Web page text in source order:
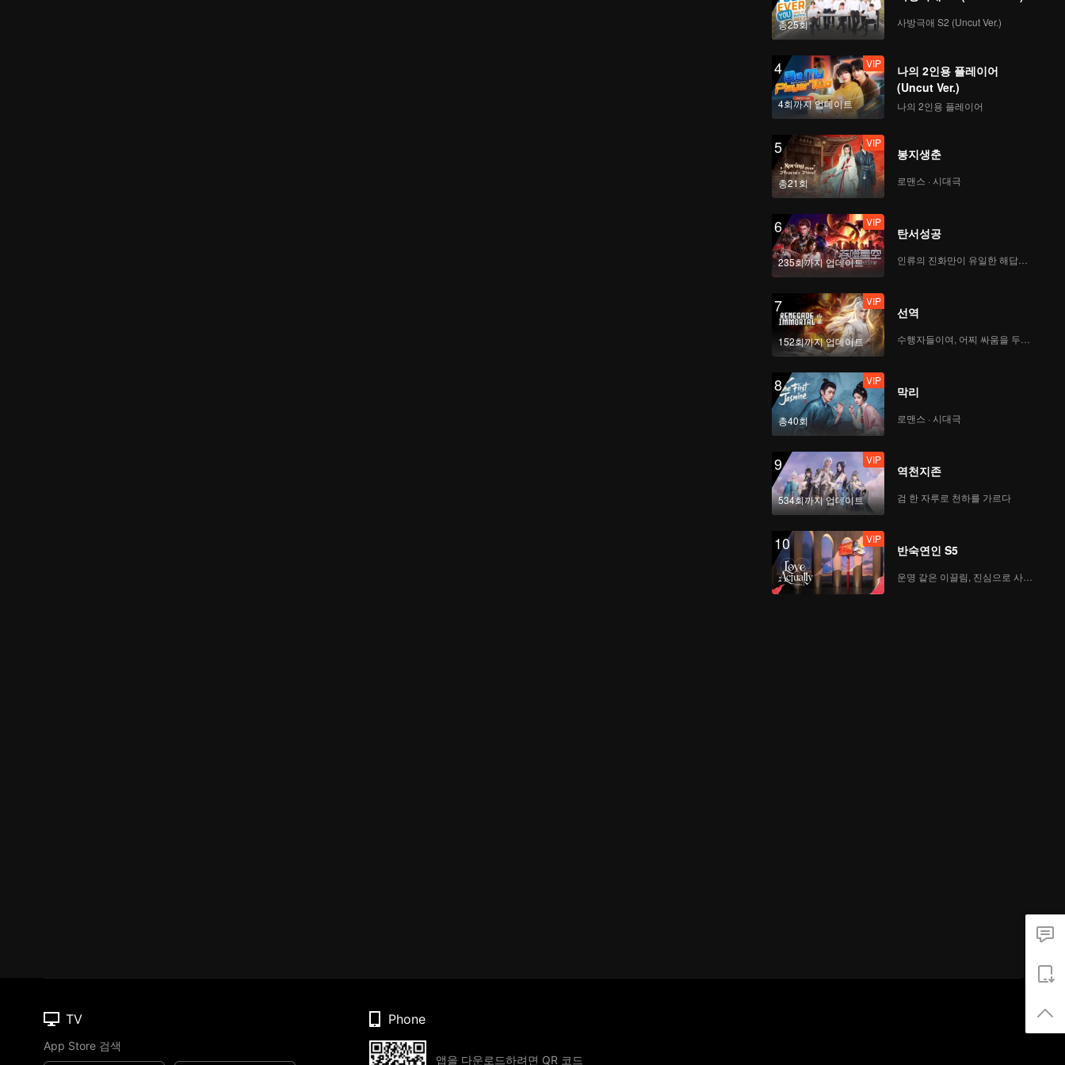
총25회 사방극애 S2 (Uncut Ver.)
4
4회까지 업데이트
VIP
나의 2인용 플레이어
(Uncut Ver.)
나의 2인용 플레이어
5
총21회
VIP
봉지생춘
로맨스 · 시대극
6
235회까지 업데이트
VIP
탄서성공
인류의 진화만이 유일한 해답이다
7
152회까지 업데이트
VIP
선역
8
총40회
VIP
막리
로맨스 · 시대극
9
534회까지 업데이트
VIP
역천지존
검 한 자루로 천하를 가르다
10 VIP
반숙연인 S5
운명 같은 이끌림, 진심으로 사랑하다
TV
App Store 검색
Phone
앱을 다운로드하려면 QR 코드